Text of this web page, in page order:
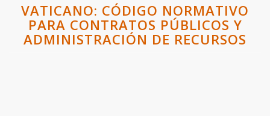
VATICANO: CÓDIGO NORMATIVO
PARA CONTRATOS PÚBLICOS Y
ADMINISTRACIÓN DE RECURSOS